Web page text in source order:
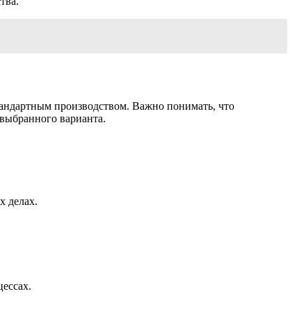
производством. Важно понимать, что
варианта.
делах.